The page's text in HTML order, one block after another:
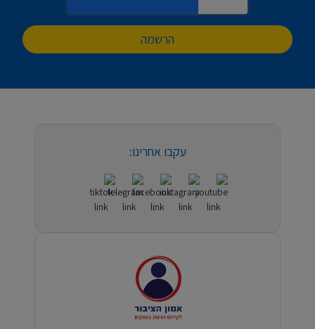
הרשמה
עקבו אחרינו: